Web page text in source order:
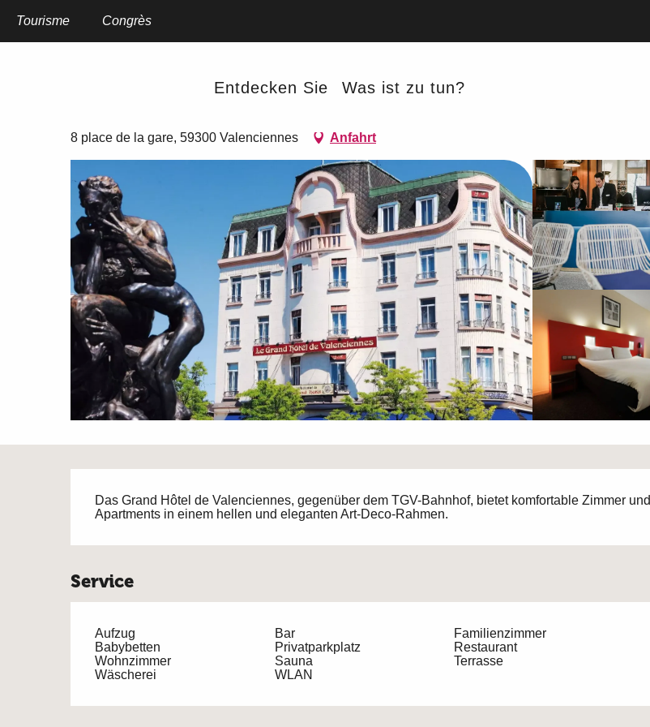
Tourisme Congrès
Entdecken Sie Was ist zu tun?
Startseite Le Grand Hôtel
Le Grand Hôtel
8 place de la gare, 59300 Valenciennes Anfahrt
Beschreibung
Das Grand Hôtel de Valenciennes, gegenüber dem TGV-Bahnhof, bietet komfortable Zimmer und
Apartments in einem hellen und eleganten Art-Deco-Rahmen.
Service
Aufzug Bar
Familienzimmer
Babybetten
Privatparkplatz
Restaurant
Wohnzimmer
Sauna
Terrasse
Wäscherei
WLAN